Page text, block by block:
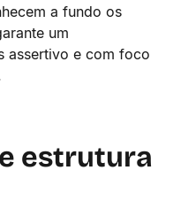
a fundo os
um
assertivo e com foco
estrutura